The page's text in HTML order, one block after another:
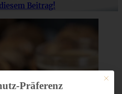
Beitrag!
Mit
Präferenz